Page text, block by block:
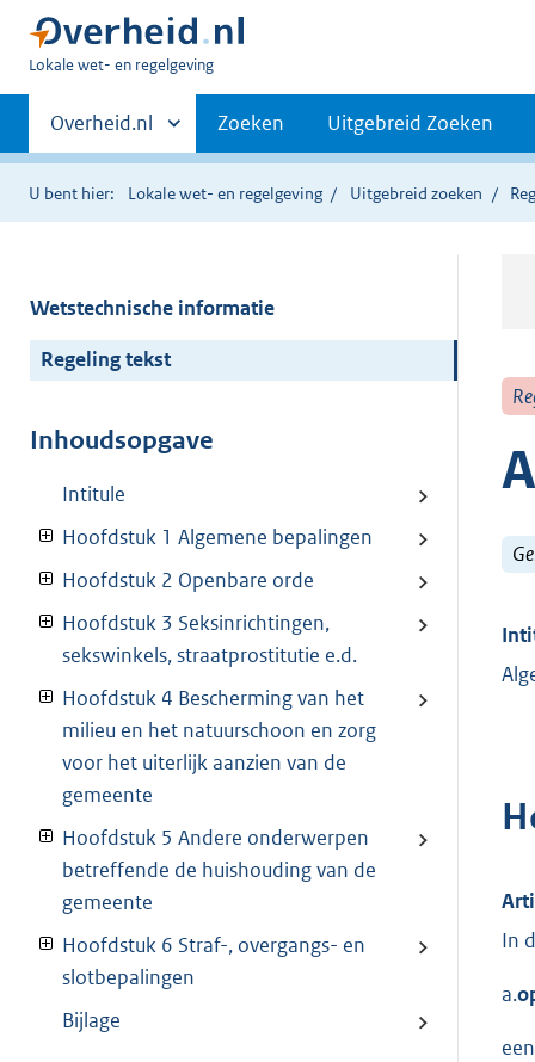
U
hier:
Lokale wet- en regelgeving
Primaire
navigatie
Andere
sites
binnen
Overheid.nl Zoeken Uitgebreid Zoeken
U bent hier: Lokale wet- en regelgeving Uitgebreid zoeken
Wetstechnische informatie
Regeling tekst
Inhoudsopgave
Intitule
Hoofdstuk 1 Algemene bepalingen
Hoofdstuk 2 Openbare orde
Hoofdstuk 3 Seksinrichtingen,
sekswinkels, straatprostitutie e.d.
Hoofdstuk 4 Bescherming van het
milieu en het natuurschoon en zorg
voor het uiterlijk aanzien van de
gemeente
Hoofdstuk 5 Andere onderwerpen
betreffende de huishouding van de
gemeente
Hoofdstuk 6 Straf-, overgangs- en
slotbepalingen
Bijlage
In
a.